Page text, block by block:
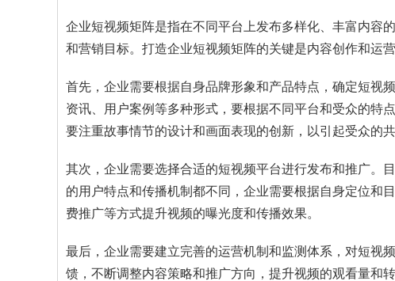
企业短视频矩阵是指在不同平台上发布多样化、丰富内容
和营销目标。打造企业短视频矩阵的关键是内容创作和运
首先，企业需要根据自身品牌形象和产品特点，确定短视
资讯、用户案例等多种形式，要根据不同平台和受众的特
要注重故事情节的设计和画面表现的创新，以引起受众的共
其次，企业需要选择合适的短视频平台进行发布和推广。
的用户特点和传播机制都不同，企业需要根据自身定位和
费推广等方式提升视频的曝光度和传播效果。
最后，企业需要建立完善的运营机制和监测体系，对短视
馈，不断调整内容策略和推广方向，提升视频的观看量和